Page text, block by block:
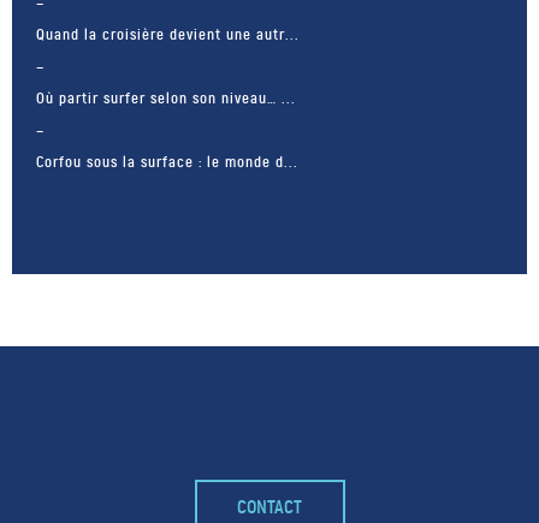
Quand la croisière devient une autr...
Où partir surfer selon son niveau… ...
Corfou sous la surface : le monde d...
CONTACT